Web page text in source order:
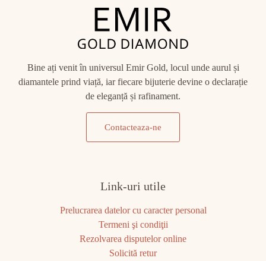
Bine ați venit în universul Emir Gold, locul unde aurul și
diamantele prind viață, iar fiecare bijuterie devine o declarație
de eleganță și rafinament.
Contacteaza-ne
Link-uri utile
Prelucrarea datelor cu caracter personal
Termeni şi condiţii
Rezolvarea disputelor online
Solicită retur